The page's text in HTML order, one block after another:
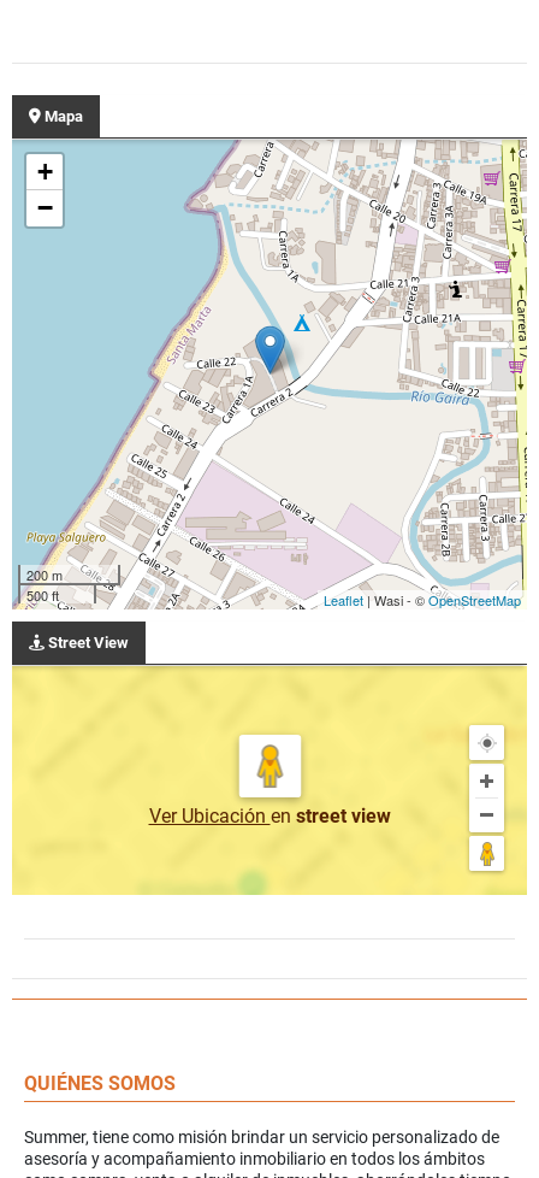
Mapa
+
−
200 m
500 ft
Leaflet | Wasi - ©OpenStreetMap
Street View
Ver Ubicación en street view
QUIÉNES SOMOS
Summer, tiene como misión brindar un servicio personalizado de
asesoría y acompañamiento inmobiliario en todos los ámbitos